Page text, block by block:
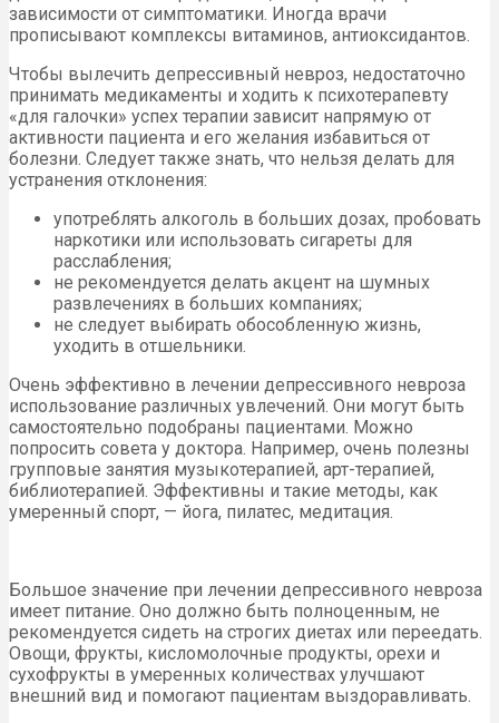
зависимости от симптоматики. Иногда врачи
прописывают комплексы витаминов, антиоксидантов.
Чтобы вылечить депрессивный невроз, недостаточно
принимать медикаменты и ходить к психотерапевту
«для галочки» успех терапии зависит напрямую от
активности пациента и его желания избавиться от
болезни. Следует также знать, что нельзя делать для
устранения отклонения:
употреблять алкоголь в больших дозах, пробовать
наркотики или использовать сигареты для
расслабления;
не рекомендуется делать акцент на шумных
развлечениях в больших компаниях;
не следует выбирать обособленную жизнь,
уходить в отшельники.
Очень эффективно в лечении депрессивного невроза
использование различных увлечений. Они могут быть
самостоятельно подобраны пациентами. Можно
попросить совета у доктора. Например, очень полезны
групповые занятия музыкотерапией, арт-терапией,
библиотерапией. Эффективны и такие методы, как
умеренный спорт, — йога, пилатес, медитация.
Большое значение при лечении депрессивного невроза
имеет питание. Оно должно быть полноценным, не
рекомендуется сидеть на строгих диетах или переедать.
Овощи, фрукты, кисломолочные продукты, орехи и
сухофрукты в умеренных количествах улучшают
внешний вид и помогают пациентам выздоравливать.